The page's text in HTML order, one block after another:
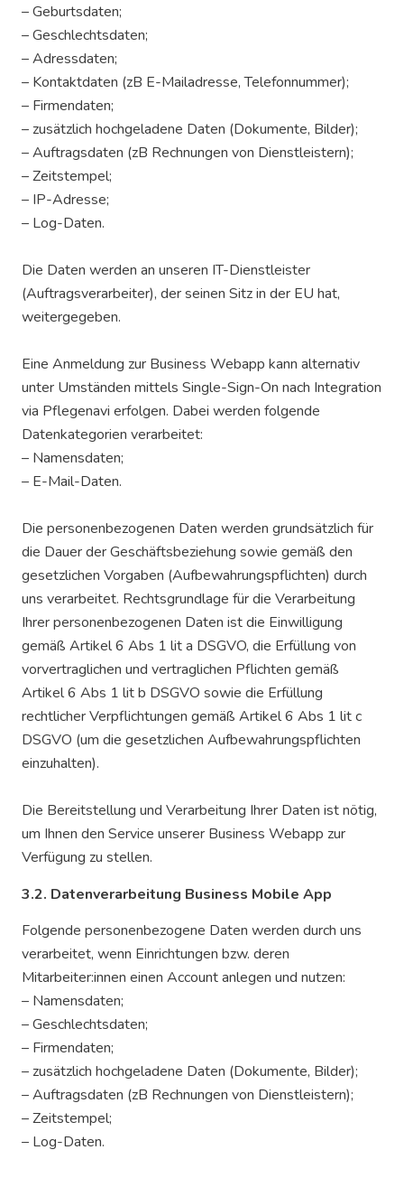
– Geburtsdaten;
– Geschlechtsdaten;
– Adressdaten;
– Kontaktdaten (zB E-Mailadresse, Telefonnummer);
– Firmendaten;
– zusätzlich hochgeladene Daten (Dokumente, Bilder);
– Auftragsdaten (zB Rechnungen von Dienstleistern);
– Zeitstempel;
– IP-Adresse;
– Log-Daten.
Die Daten werden an unseren IT-Dienstleister
(Auftragsverarbeiter), der seinen Sitz in der EU hat,
weitergegeben.
Eine Anmeldung zur Business Webapp kann alternativ
unter Umständen mittels Single-Sign-On nach Integration
via Pflegenavi erfolgen. Dabei werden folgende
Datenkategorien verarbeitet:
– Namensdaten;
– E-Mail-Daten.
Die personenbezogenen Daten werden grundsätzlich für
die Dauer der Geschäftsbeziehung sowie gemäß den
gesetzlichen Vorgaben (Aufbewahrungspflichten) durch
uns verarbeitet. Rechtsgrundlage für die Verarbeitung
Ihrer personenbezogenen Daten ist die Einwilligung
gemäß Artikel 6 Abs 1 lit a DSGVO, die Erfüllung von
vorvertraglichen und vertraglichen Pflichten gemäß
Artikel 6 Abs 1 lit b DSGVO sowie die Erfüllung
rechtlicher Verpflichtungen gemäß Artikel 6 Abs 1 lit c
DSGVO (um die gesetzlichen Aufbewahrungspflichten
einzuhalten).
Die Bereitstellung und Verarbeitung Ihrer Daten ist nötig,
um Ihnen den Service unserer Business Webapp zur
Verfügung zu stellen.
3.2. Datenverarbeitung Business Mobile App
Folgende personenbezogene Daten werden durch uns
verarbeitet, wenn Einrichtungen bzw. deren
Mitarbeiter:innen einen Account anlegen und nutzen:
– Namensdaten;
– Geschlechtsdaten;
– Firmendaten;
– zusätzlich hochgeladene Daten (Dokumente, Bilder);
– Auftragsdaten (zB Rechnungen von Dienstleistern);
– Zeitstempel;
– Log-Daten.